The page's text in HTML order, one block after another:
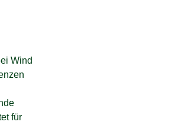
Wind
für